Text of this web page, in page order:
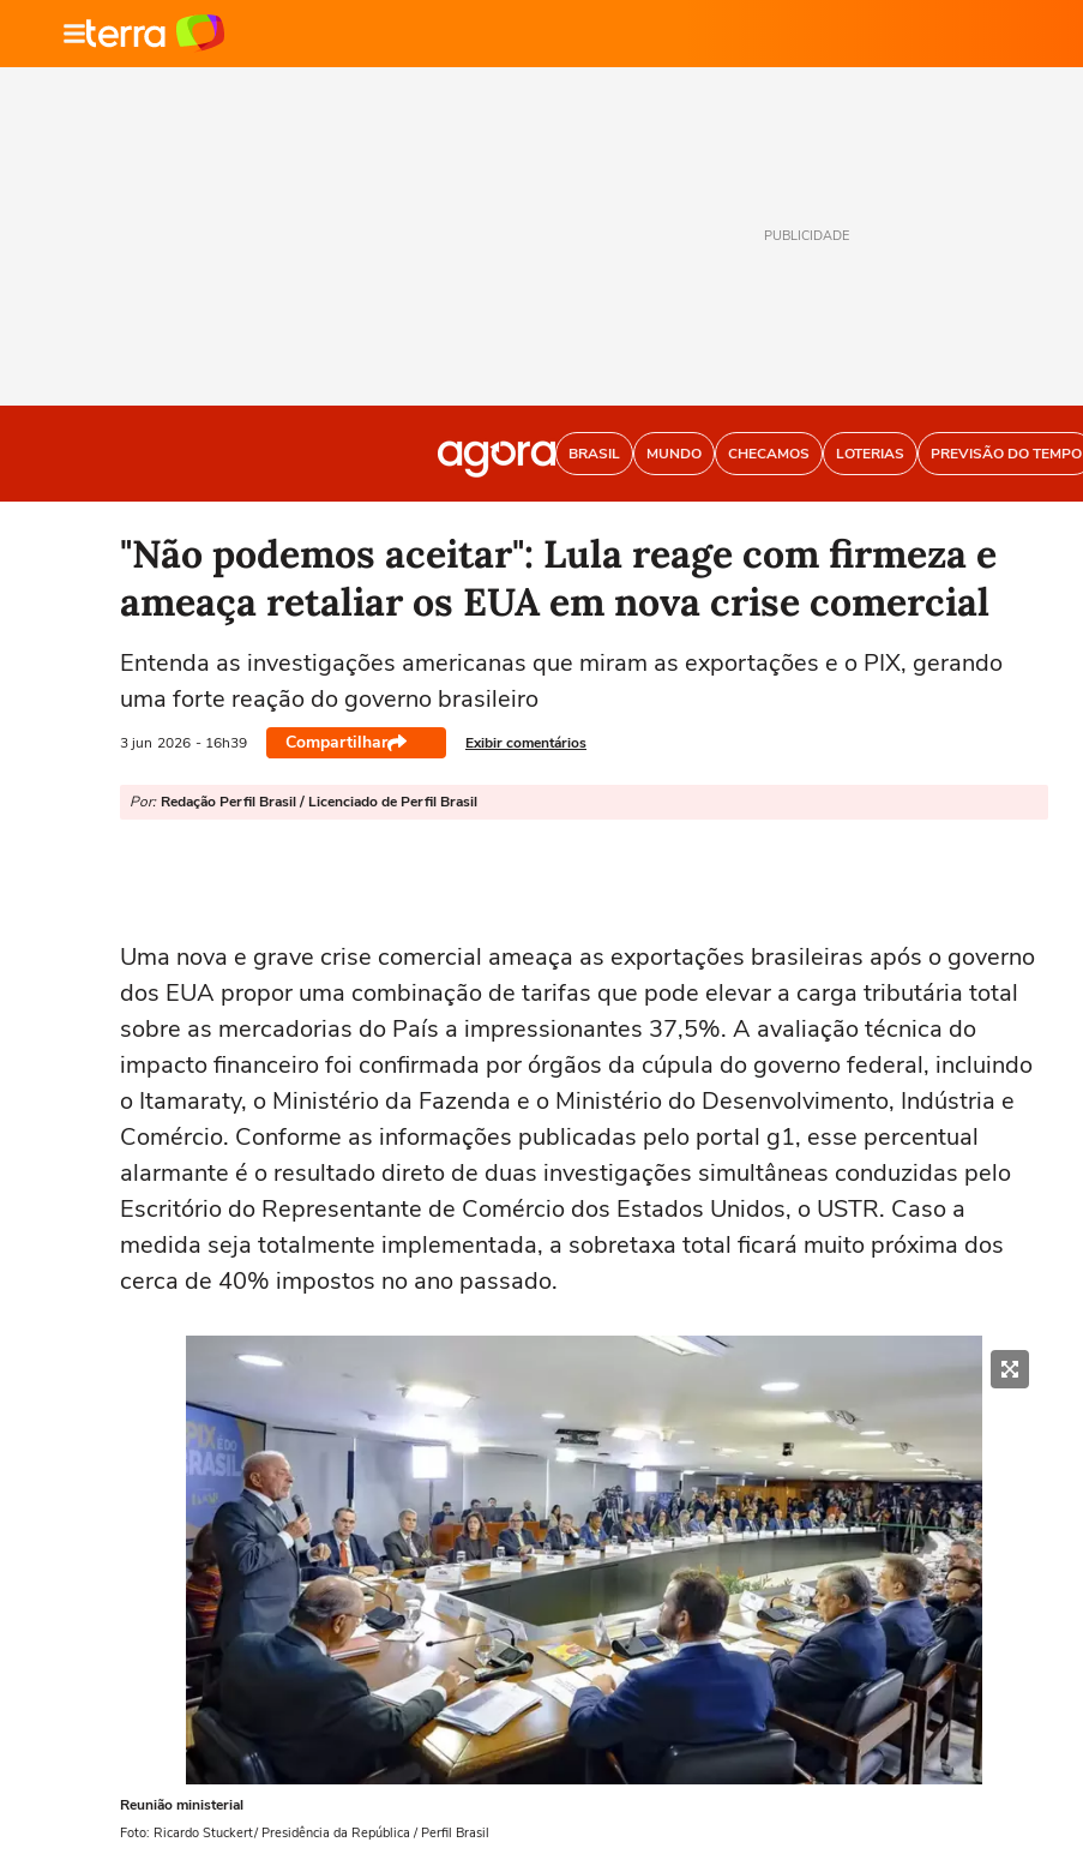
PUBLICIDADE
BRASIL MUNDO CHECAMOS LOTERIAS PREVISÃO DO TEMPO
"Não podemos aceitar": Lula reage com firmeza e
ameaça retaliar os EUA em nova crise comercial
Entenda as investigações americanas que miram as exportações e o PIX, gerando
uma forte reação do governo brasileiro
3 jun 2026 - 16h39 Compartilhar Exibir comentários
Por: Redação Perfil Brasil / Licenciado de Perfil Brasil
Uma nova e grave crise comercial ameaça as exportações brasileiras após o governo
dos EUA propor uma combinação de tarifas que pode elevar a carga tributária total
sobre as mercadorias do País a impressionantes 37,5%. A avaliação técnica do
impacto financeiro foi confirmada por órgãos da cúpula do governo federal, incluindo
o Itamaraty, o Ministério da Fazenda e o Ministério do Desenvolvimento, Indústria e
Comércio. Conforme as informações publicadas pelo portal g1, esse percentual
alarmante é o resultado direto de duas investigações simultâneas conduzidas pelo
Escritório do Representante de Comércio dos Estados Unidos, o USTR. Caso a
medida seja totalmente implementada, a sobretaxa total ficará muito próxima dos
cerca de 40% impostos no ano passado.
Reunião ministerial
Foto: Ricardo Stuckert/ Presidência da República / Perfil Brasil